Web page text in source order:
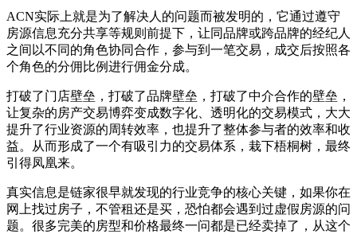
ACN实际上就是为了解决人的问题而被发明的，它通过遵守
房源信息充分共享等规则前提下，让同品牌或跨品牌的经纪人
之间以不同的角色协同合作，参与到一笔交易，成交后按照各
个角色的分佣比例进行佣金分成。
打破了门店壁垒，打破了品牌壁垒，打破了中介合作的壁垒，
让复杂的房产交易博弈变成数字化、透明化的交易模式，大大
提升了行业资源的周转效率，也提升了整体参与者的效率和收
益。从而形成了一个有吸引力的交易体系，栽下梧桐树，最终
引得凤凰来。
真实信息是链家很早就发现的行业竞争的核心关键，如果你在
网上找过房子，不管租还是买，恐怕都会遇到过虚假房源的问
题。很多完美的房型和价格最终一问都是已经卖掉了，从这个